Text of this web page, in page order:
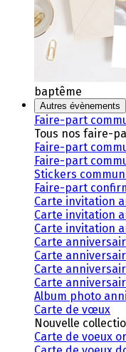
baptême
Autres évènements
Faire-part
Tous nos faire-
Faire-part
Faire-part
Stickers
Faire-part
Carte invitation
Carte invitation
Carte invitation
Carte
Carte
Carte
Carte
Album photo
Carte de vœux
Nouvelle
Carte de voeux